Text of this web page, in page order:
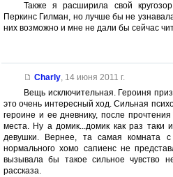
Также я расширила свой
Перкинс Гилман, но лучше бы не
них возможно и мне не дали бы сейчас
Charly, 14 июня 2011 г.
Вещь исключительная. Героиня
это очень интересный ход. Сильная
героине и ее дневнику, после
места. Ну а домик...домик как раз таки
девушки. Вернее, та самая комната
нормального хомо сапиенс не
вызывала бы такое сильное чувство
рассказа.